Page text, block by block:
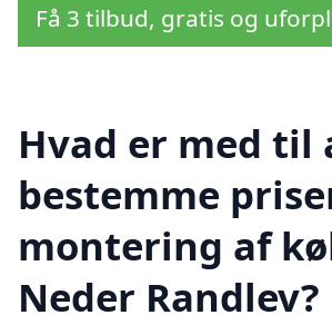
Få 3 tilbud, gratis og
Hvad er med til
bestemme
montering af
Neder Randlev?